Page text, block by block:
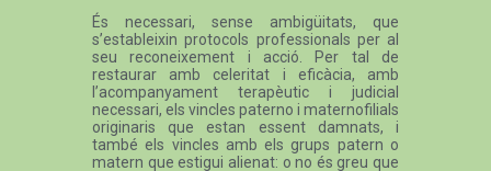
És necessari, sense ambigüitats, que
s’estableixin protocols professionals per al
seu reconeixement i acció. Per tal de
restaurar amb celeritat i eficàcia, amb
l’acompanyament terapèutic i judicial
necessari, els vincles paterno i maternofilials
originaris que estan essent damnats, i
també els vincles amb els grups patern o
matern que estigui alienat: o no és greu que